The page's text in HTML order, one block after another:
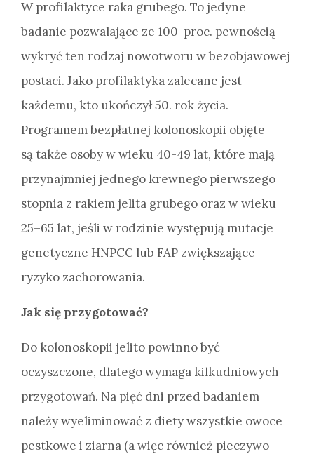
W profilaktyce raka grubego. To jedyne
badanie pozwalające ze 100-proc. pewnością
wykryć ten rodzaj nowotworu w bezobjawowej
postaci. Jako profilaktyka zalecane jest
każdemu, kto ukończył 50. rok życia.
Programem bezpłatnej kolonoskopii objęte
są także osoby w wieku 40-49 lat, które mają
przynajmniej jednego krewnego pierwszego
stopnia z rakiem jelita grubego oraz w wieku
25–65 lat, jeśli w rodzinie występują mutacje
genetyczne HNPCC lub FAP zwiększające
ryzyko zachorowania.
Jak się przygotować?
Do kolonoskopii jelito powinno być
oczyszczone, dlatego wymaga kilkudniowych
przygotowań. Na pięć dni przed badaniem
należy wyeliminować z diety wszystkie owoce
pestkowe i ziarna (a więc również pieczywo